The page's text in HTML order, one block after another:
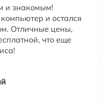
и знакомым!
и остался
Отличные цены,
что еще